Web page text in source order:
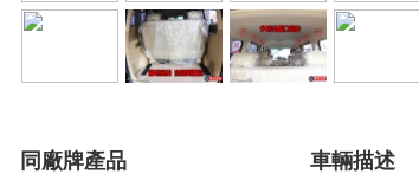
同廠牌產品 車輛描述